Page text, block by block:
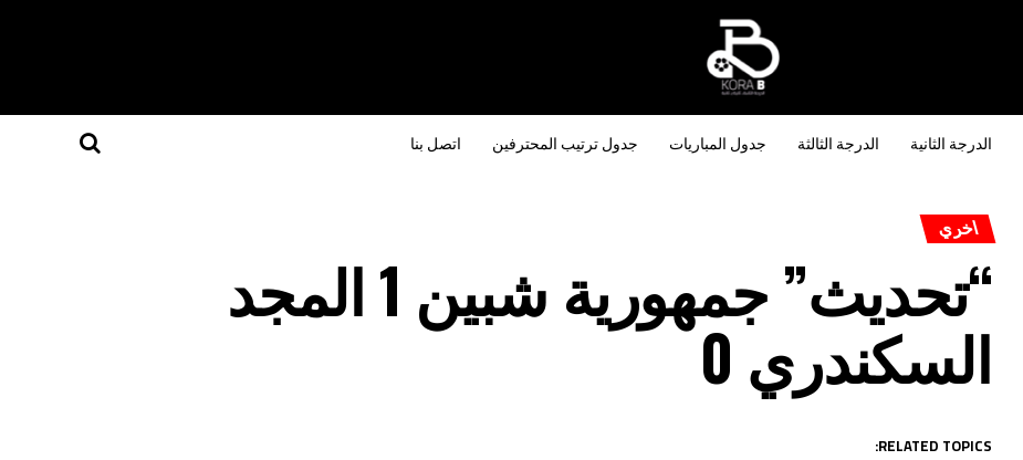
الدرجة الثانية الدرجة الثالثة جدول المباريات جدول ترتيب المحترفين اتصل بنا
اخري
“تحديث” جمهورية شبين 1 المجد
السكندري 0
RELATED TOPICS: